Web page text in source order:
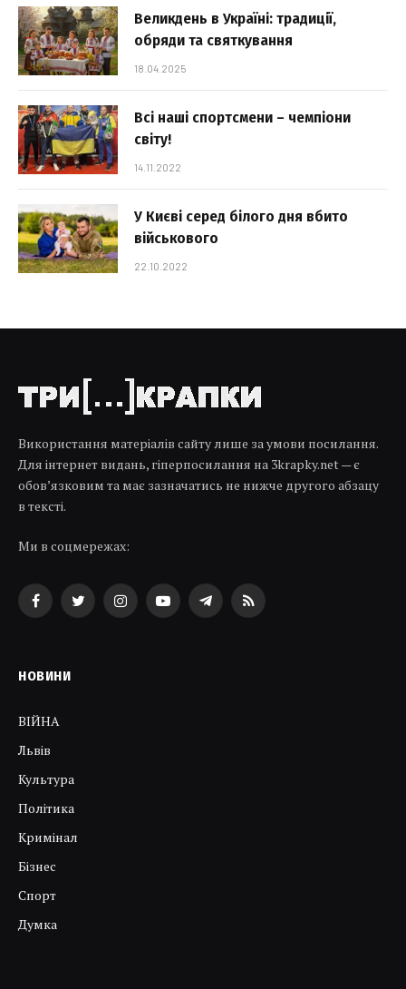
Великдень в Україні: традиції,
обряди та святкування
18.04.2025
Всі наші спортсмени – чемпіони
світу!
14.11.2022
У Києві серед білого дня вбито
військового
22.10.2022
Використання матеріалів сайту лише за умови посилання.
Для інтернет видань, гіперпосилання на 3krapky.net — є
обов’язковим та має зазначатись не нижче другого абзацу
в тексті.
Ми в соцмережах:
FacebookTwitterInstagramYouTubeTelegramRSS
НОВИНИ
ВІЙНА
Львів
Культура
Політика
Кримінал
Бізнес
Спорт
Думка